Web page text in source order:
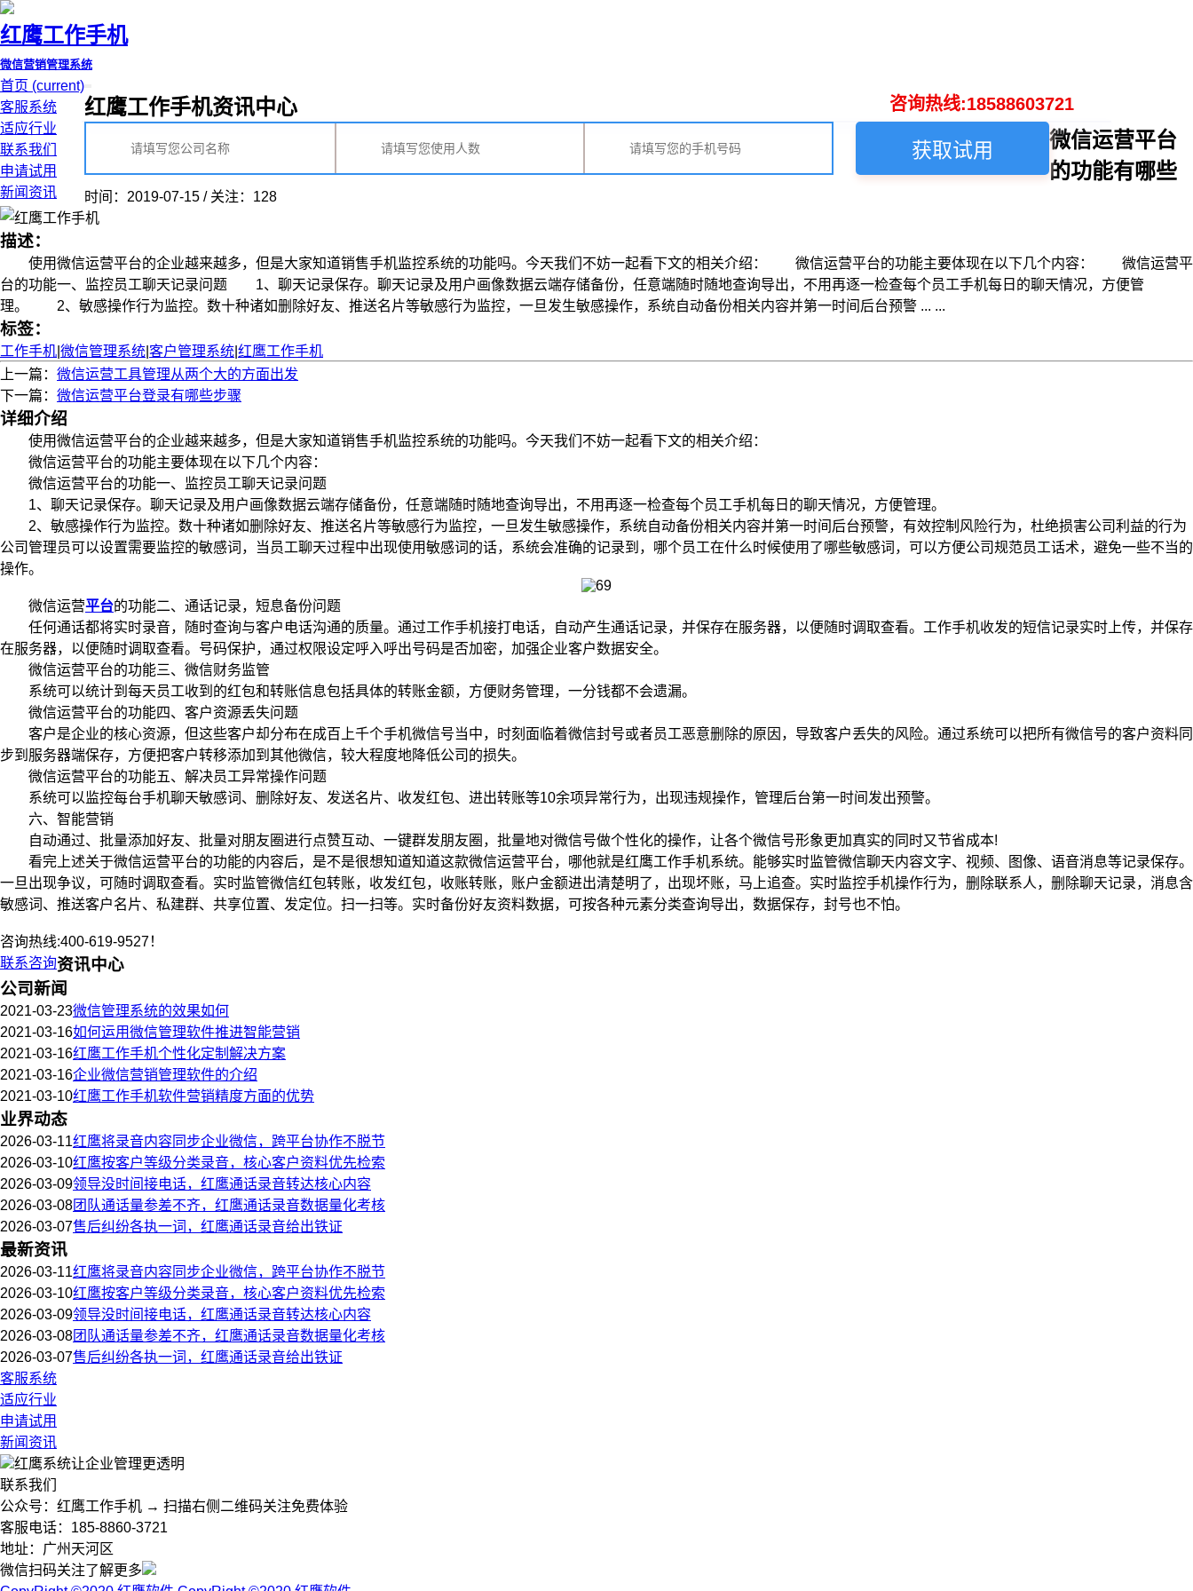
红鹰工作手机
微信营销管理系统
首页 (current)
客服系统
适应行业
联系我们
申请试用
新闻资讯
咨询热线:18588603721
红鹰工作手机资讯中心
获取试用
微信运营平台
的功能有哪些
时间：2019-07-15 / 关注：128
描述：
使用微信运营平台的企业越来越多，但是大家知道销售手机监控系统的功能吗。今天我们不妨一起看下文的相关介绍： 微信运营平台的功能主要体现在以下几个内容： 微信运营平
台的功能一、监控员工聊天记录问题 1、聊天记录保存。聊天记录及用户画像数据云端存储备份，任意端随时随地查询导出，不用再逐一检查每个员工手机每日的聊天情况，方便管
理。 2、敏感操作行为监控。数十种诸如删除好友、推送名片等敏感行为监控，一旦发生敏感操作，系统自动备份相关内容并第一时间后台预警 ... ...
标签：
工作手机 微信管理系统 客户管理系统 红鹰工作手机
上一篇： 微信运营工具管理从两个大的方面出发
下一篇： 微信运营平台登录有哪些步骤
详细介绍
使用微信运营平台的企业越来越多，但是大家知道销售手机监控系统的功能吗。今天我们不妨一起看下文的相关介绍：
微信运营平台的功能主要体现在以下几个内容：
微信运营平台的功能一、监控员工聊天记录问题
1、聊天记录保存。聊天记录及用户画像数据云端存储备份，任意端随时随地查询导出，不用再逐一检查每个员工手机每日的聊天情况，方便管理。
2、敏感操作行为监控。数十种诸如删除好友、推送名片等敏感行为监控，一旦发生敏感操作，系统自动备份相关内容并第一时间后台预警，有效控制风险行为，杜绝损害公司利益的行为
公司管理员可以设置需要监控的敏感词，当员工聊天过程中出现使用敏感词的话，系统会准确的记录到，哪个员工在什么时候使用了哪些敏感词，可以方便公司规范员工话术，避免一些不当的
操作。
微信运营平台的功能二、通话记录，短息备份问题
任何通话都将实时录音，随时查询与客户电话沟通的质量。通过工作手机接打电话，自动产生通话记录，并保存在服务器，以便随时调取查看。工作手机收发的短信记录实时上传，并保存
在服务器，以便随时调取查看。号码保护，通过权限设定呼入呼出号码是否加密，加强企业客户数据安全。
微信运营平台的功能三、微信财务监管
系统可以统计到每天员工收到的红包和转账信息包括具体的转账金额，方便财务管理，一分钱都不会遗漏。
微信运营平台的功能四、客户资源丢失问题
客户是企业的核心资源，但这些客户却分布在成百上千个手机微信号当中，时刻面临着微信封号或者员工恶意删除的原因，导致客户丢失的风险。通过系统可以把所有微信号的客户资料同
步到服务器端保存，方便把客户转移添加到其他微信，较大程度地降低公司的损失。
微信运营平台的功能五、解决员工异常操作问题
系统可以监控每台手机聊天敏感词、删除好友、发送名片、收发红包、进出转账等10余项异常行为，出现违规操作，管理后台第一时间发出预警。
六、智能营销
自动通过、批量添加好友、批量对朋友圈进行点赞互动、一键群发朋友圈，批量地对微信号做个性化的操作，让各个微信号形象更加真实的同时又节省成本!
看完上述关于微信运营平台的功能的内容后，是不是很想知道知道这款微信运营平台，哪他就是红鹰工作手机系统。能够实时监管微信聊天内容文字、视频、图像、语音消息等记录保存。
一旦出现争议，可随时调取查看。实时监管微信红包转账，收发红包，收账转账，账户金额进出清楚明了，出现坏账，马上追查。实时监控手机操作行为，删除联系人，删除聊天记录，消息含
敏感词、推送客户名片、私建群、共享位置、发定位。扫一扫等。实时备份好友资料数据，可按各种元素分类查询导出，数据保存，封号也不怕。
咨询热线:400-619-9527！
联系咨询资讯中心
公司新闻
2021-03-23微信管理系统的效果如何
2021-03-16如何运用微信管理软件推进智能营销
2021-03-16红鹰工作手机个性化定制解决方案
2021-03-16企业微信营销管理软件的介绍
2021-03-10红鹰工作手机软件营销精度方面的优势
业界动态
2026-03-11红鹰将录音内容同步企业微信，跨平台协作不脱节
2026-03-10红鹰按客户等级分类录音，核心客户资料优先检索
2026-03-09领导没时间接电话，红鹰通话录音转达核心内容
2026-03-08团队通话量参差不齐，红鹰通话录音数据量化考核
2026-03-07售后纠纷各执一词，红鹰通话录音给出铁证
最新资讯
2026-03-11红鹰将录音内容同步企业微信，跨平台协作不脱节
2026-03-10红鹰按客户等级分类录音，核心客户资料优先检索
2026-03-09领导没时间接电话，红鹰通话录音转达核心内容
2026-03-08团队通话量参差不齐，红鹰通话录音数据量化考核
2026-03-07售后纠纷各执一词，红鹰通话录音给出铁证
客服系统
适应行业
申请试用
新闻资讯
红鹰系统让企业管理更透明
联系我们
公众号：红鹰工作手机 → 扫描右侧二维码关注免费体验
客服电话：185-8860-3721
地址：广州天河区
微信扫码关注了解更多